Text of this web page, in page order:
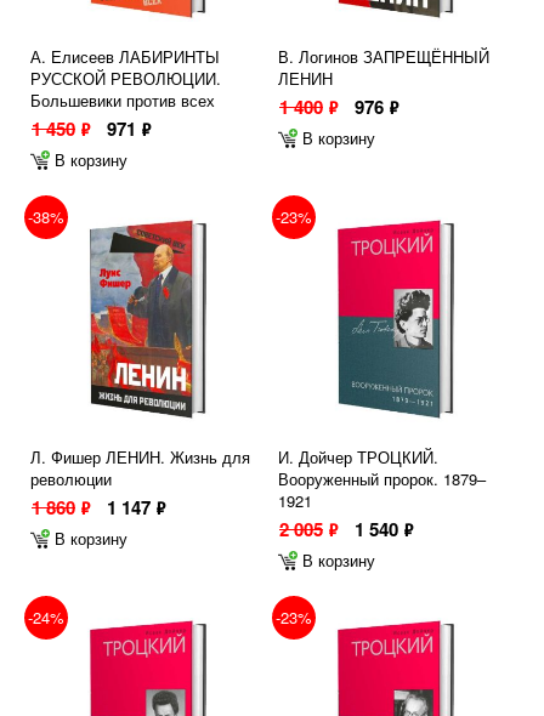
А. Елисеев ЛАБИРИНТЫ
РУССКОЙ РЕВОЛЮЦИИ.
Большевики против всех
1 450 ф 971 ф
В корзину
В. Логинов ЗАПРЕЩЁННЫЙ
ЛЕНИН
1 400 ф 976 ф
В корзину
-38%
Л. Фишер ЛЕНИН. Жизнь для
революции
1 860 ф 1 147 ф
В корзину
-23%
И. Дойчер ТРОЦКИЙ.
Вооруженный пророк. 1879–
1921
2 005 ф 1 540 ф
В корзину
-24% -23%